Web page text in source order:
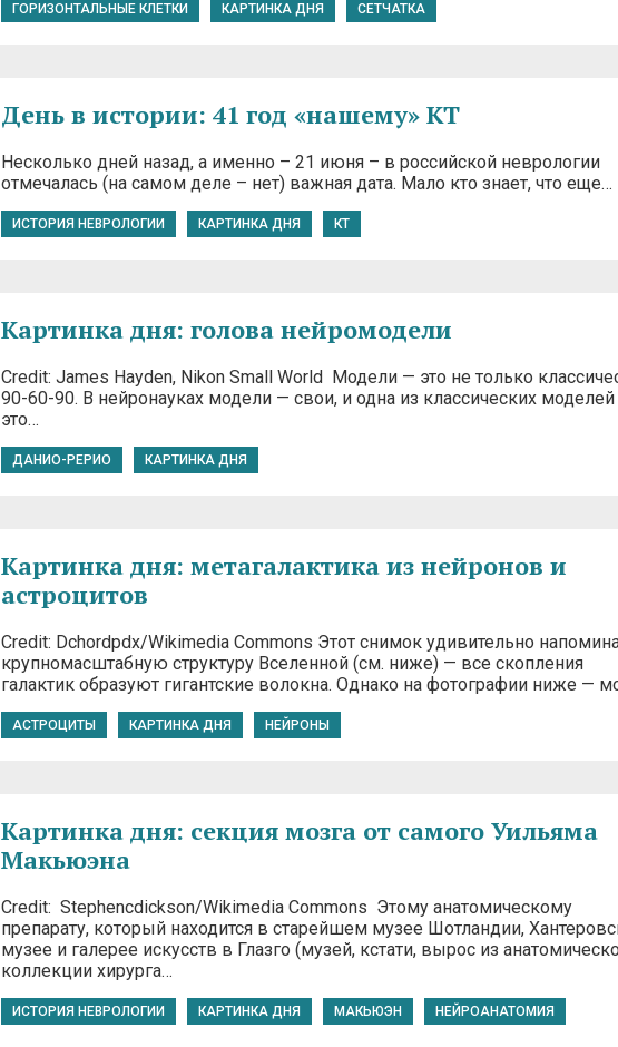
ГОРИЗОНТАЛЬНЫЕ КЛЕТКИ КАРТИНКА ДНЯ СЕТЧАТКА
День в истории: 41 год «нашему» КТ
Несколько дней назад, а именно – 21 июня – в российской неврологии
отмечалась (на самом деле – нет) важная дата. Мало кто знает, что еще…
ИСТОРИЯ НЕВРОЛОГИИ КАРТИНКА ДНЯ КТ
Картинка дня: голова нейромодели
Credit: James Hayden, Nikon Small World Модели — это не только
90-60-90. В нейронауках модели — свои, и одна из классических
это…
ДАНИО-РЕРИО КАРТИНКА ДНЯ
Картинка дня: метагалактика из нейронов и
астроцитов
Credit: Dchordpdx/Wikimedia Commons Этот снимок удивительно
крупномасштабную структуру Вселенной (см. ниже) — все скопления
галактик образуют гигантские волокна. Однако на фотографии ниже —
АСТРОЦИТЫ КАРТИНКА ДНЯ НЕЙРОНЫ
Картинка дня: секция мозга от самого Уильяма
Макьюэна
Credit: Stephencdickson/Wikimedia Commons Этому анатомическому
препарату, который находится в старейшем музее Шотландии,
музее и галерее искусств в Глазго (музей, кстати, вырос из
коллекции хирурга…
ИСТОРИЯ НЕВРОЛОГИИ КАРТИНКА ДНЯ МАКЬЮЭН НЕЙРОАНАТОМИЯ